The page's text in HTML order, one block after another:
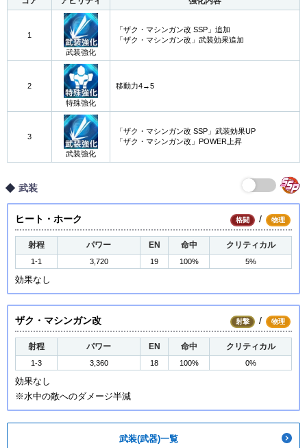
1
武装強化
「ザク・マシンガン改 SSP」追加
「ザク・マシンガン改」武装効果追加
2
特殊強化
移動力4→5
3
武装強化
「ザク・マシンガン改 SSP」武装効果UP
「ザク・マシンガン改」POWER上昇
武装
ヒート・ホーク 格闘 / 物理
射程 パワー EN 命中 クリティカル
1-1 3,720 19 100% 5%
効果なし
ザク・マシンガン改 射撃 / 物理
射程 パワー EN 命中 クリティカル
1-3 3,360 18 100% 0%
効果なし
※水中の敵へのダメージ半減
武装(武器)一覧